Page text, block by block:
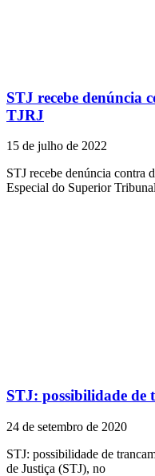
STJ recebe denúncia
TJRJ
15 de julho de 2022
STJ recebe denúncia contra
Especial do Superior Tribunal
STJ: possibilidade de
24 de setembro de 2020
STJ: possibilidade de
de Justiça (STJ), no